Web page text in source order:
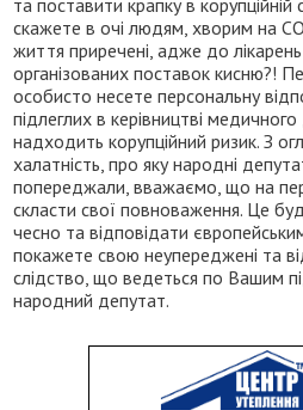
скажете в очі людям, хворим на
життя приречені, адже до
організованих поставок кисню?!
особисто несете персональну
підлеглих в керівництві
надходить корупційний ризик. З
халатність, про яку народні
попереджали, вважаємо, що на
скласти свої повноваження. Це
чесно та відповідати
покажете свою неупереджені та
слідство, що ведеться по Вашим
народний депутат.